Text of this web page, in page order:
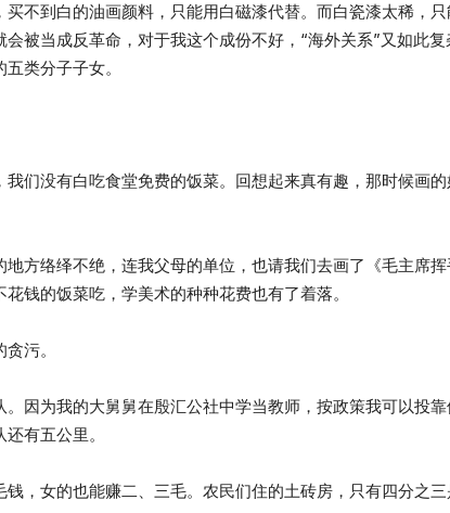
不到白的油画颜料，只能用白磁漆代替。而白瓷漆太稀，只
被当成反革命，对于我这个成份不好，“海外关系”又如此
类分子子女。
们没有白吃食堂免费的饭菜。回想起来真有趣，那时候画
方络绎不绝，连我父母的单位，也请我们去画了《毛主席
钱的饭菜吃，学美术的种种花费也有了着落。
污。
因为我的大舅舅在殷汇公社中学当教师，按政策我可以投
有五公里。
，女的也能赚二、三毛。农民们住的土砖房，只有四分之三